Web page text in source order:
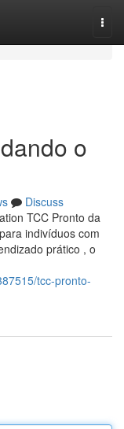
o
Discuss
TCC Pronto da
indivíduos com
prático , o
tcc-pronto-